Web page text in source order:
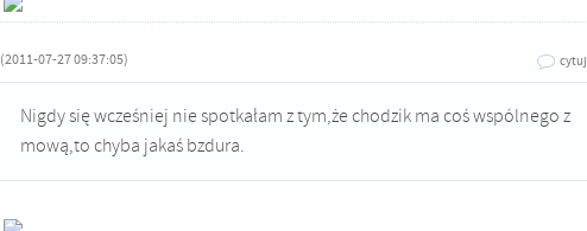
(2011-07-27 09:37:05) cytuj
Nigdy się wcześniej nie spotkałam z tym,że chodzik ma coś wspólnego z
mową,to chyba jakaś bzdura.